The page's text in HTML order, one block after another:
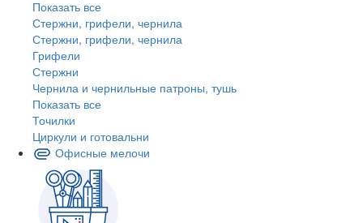
Показать все
Стержни, грифели, чернила
Стержни, грифели, чернила
Грифели
Стержни
Чернила и чернильные патроны, тушь
Показать все
Точилки
Циркули и готовальни
Офисные мелочи